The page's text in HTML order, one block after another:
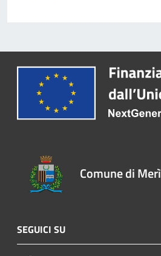
Comune di Merì
SEGUICI SU